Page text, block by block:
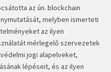
az ún. blockchain
melyben ismerteti
az ilyen
mérlegelő szervezetek
jogi alapelveket,
lépéseit, és az ilyen